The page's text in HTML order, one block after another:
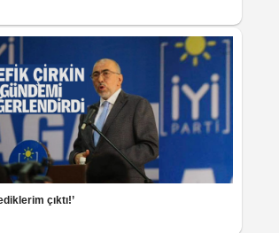
çıktı!’